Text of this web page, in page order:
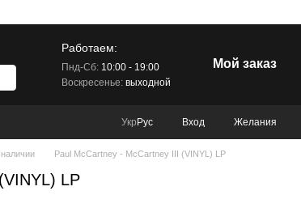
Работаем:
Пнд-Сб:10:00 - 19:00
Воскресенье:выходной
Мой заказ
Укр Рус Вход Желания
Paul McCartney - McCartney III (VINYL) LP
LP